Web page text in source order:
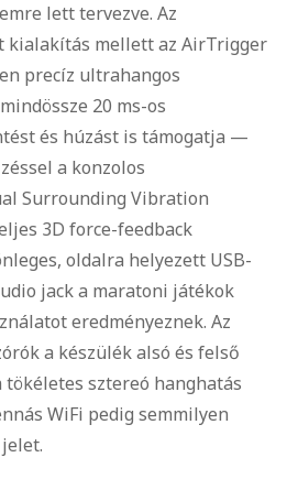
lett tervezve. Az
kialakítás mellett az AirTrigger
precíz ultrahangos
20 ms-os
és húzást is támogatja —
a konzolos
Surrounding Vibration
3D force-feedback
oldalra helyezett USB-
jack a maratoni játékok
eredményeznek. Az
a készülék alsó és felső
sztereó hanghatás
WiFi pedig semmilyen